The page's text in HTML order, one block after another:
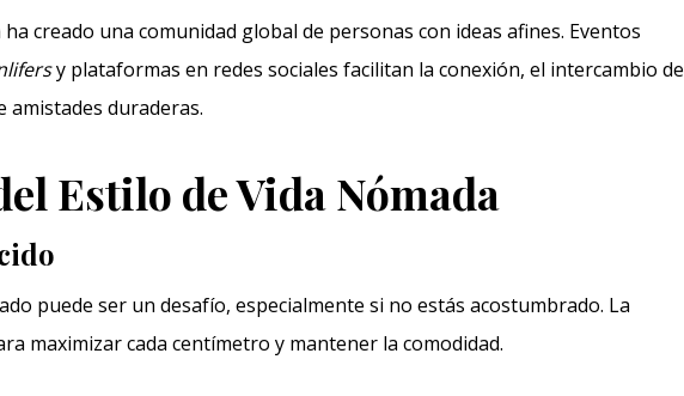
creado una comunidad global de personas con ideas afines. Eventos
y plataformas en redes sociales facilitan la conexión, el intercambio de
amistades duraderas.
Estilo de Vida Nómada
puede ser un desafío, especialmente si no estás acostumbrado. La
maximizar cada centímetro y mantener la comodidad.